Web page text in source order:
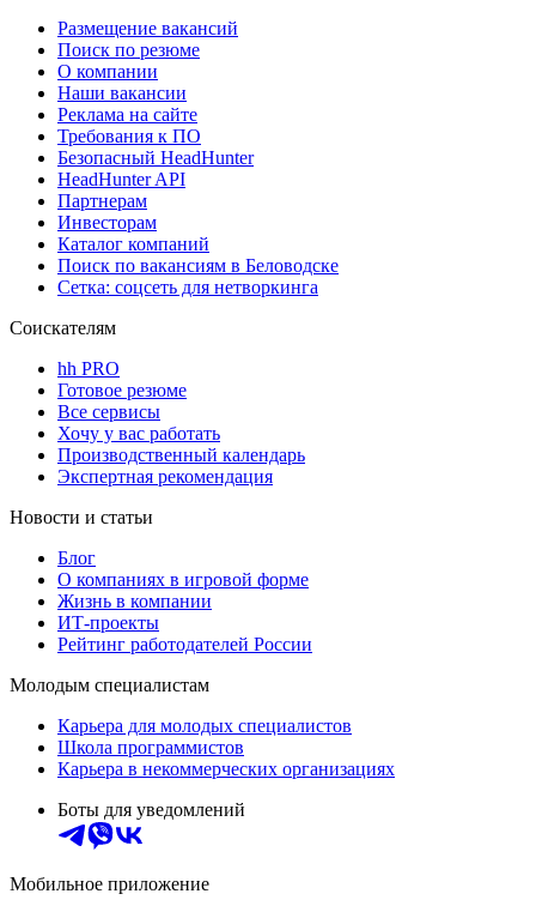
Размещение вакансий
Поиск по резюме
О компании
Наши вакансии
Реклама на сайте
Требования к ПО
Безопасный HeadHunter
HeadHunter API
Партнерам
Инвесторам
Каталог компаний
Поиск по вакансиям в Беловодске
Сетка: соцсеть для нетворкинга
Соискателям
hh PRO
Готовое резюме
Все сервисы
Хочу у вас работать
Производственный календарь
Экспертная рекомендация
Новости и статьи
Блог
О компаниях в игровой форме
Жизнь в компании
ИТ-проекты
Рейтинг работодателей России
Молодым специалистам
Карьера для молодых специалистов
Школа программистов
Карьера в некоммерческих организациях
Боты для уведомлений
Мобильное приложение